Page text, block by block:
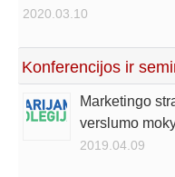
2020.03.10
Konferencijos ir
Marketingo
verslumo
2019.04.09